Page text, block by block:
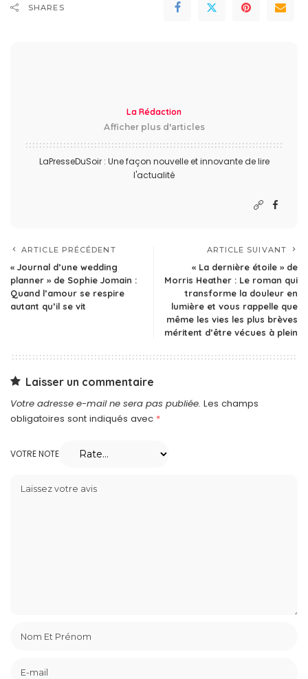
SHARES
La Rédaction
Afficher plus d'articles
LaPresseDuSoir : Une façon nouvelle et innovante de lire
l'actualité
ARTICLE PRÉCÉDENT
« Journal d’une wedding
planner » de Sophie Jomain :
Quand l’amour se respire
autant qu’il se vit
ARTICLE SUIVANT
« La dernière étoile » de
Morris Heather : Le roman qui
transforme la douleur en
lumière et vous rappelle que
même les vies les plus brèves
méritent d’être vécues à plein
Laisser un commentaire
Votre adresse e-mail ne sera pas publiée. Les champs
obligatoires sont indiqués avec *
VOTRE NOTE